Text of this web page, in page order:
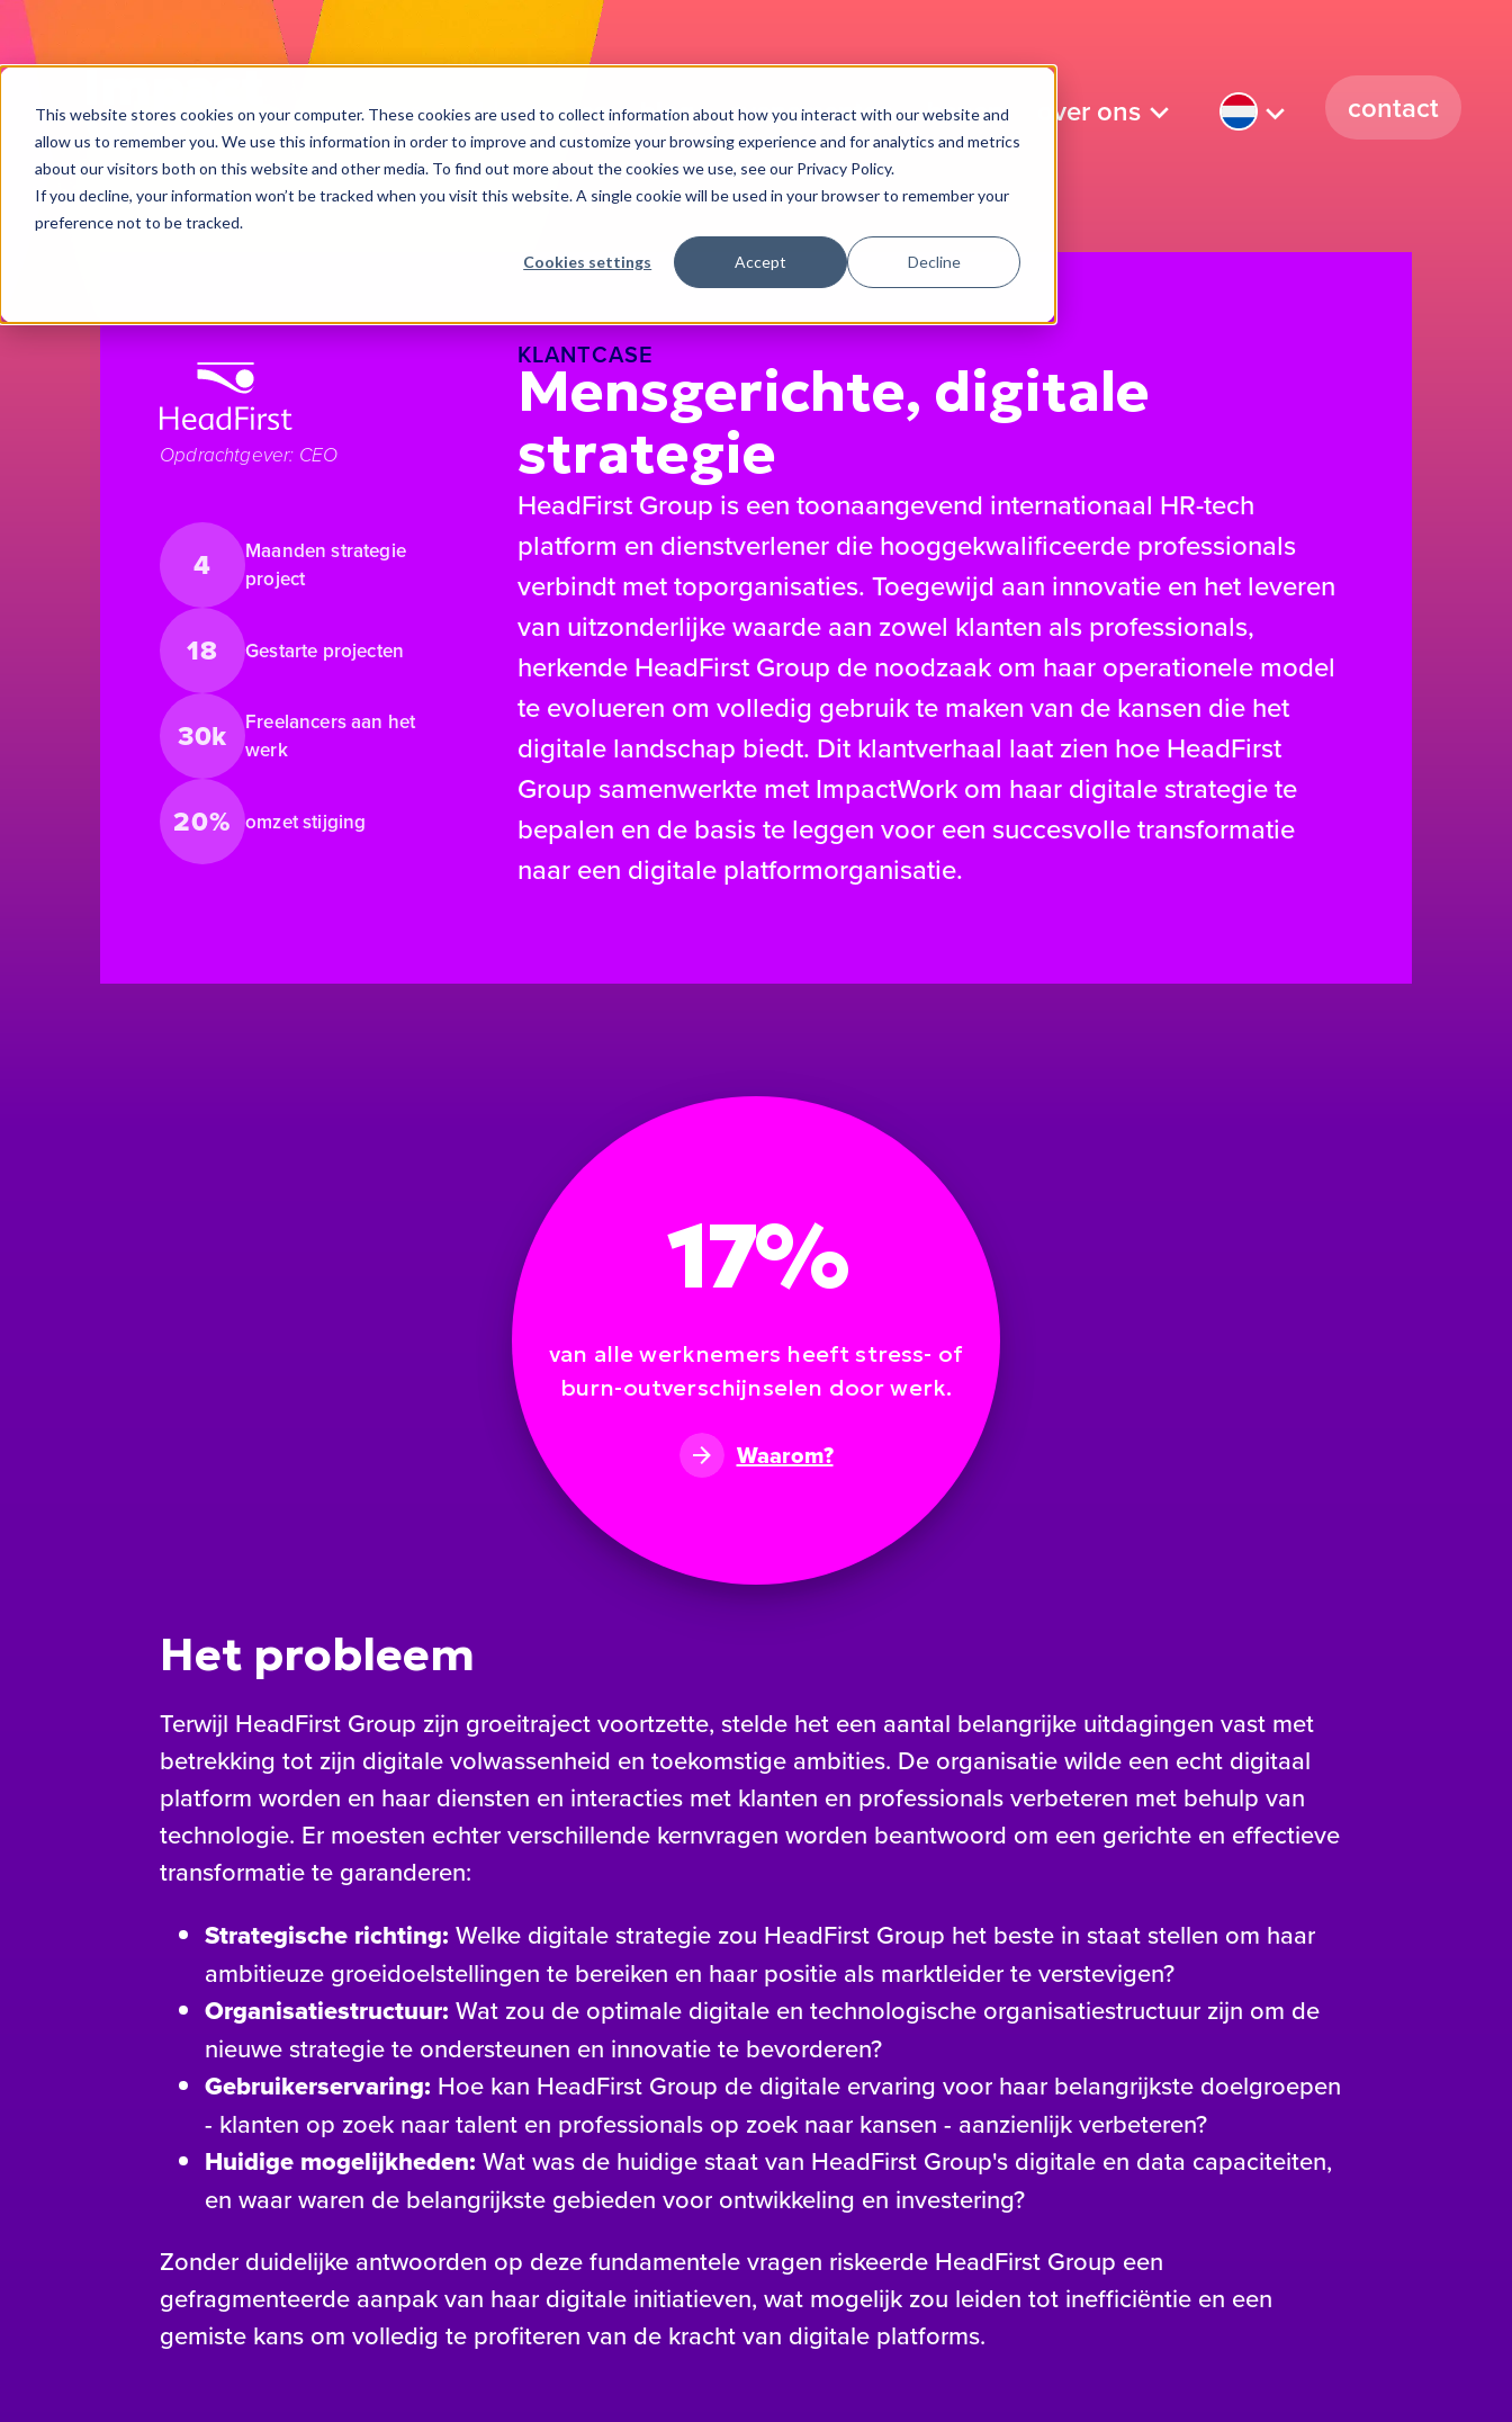
This website stores cookies on your computer. These cookies are used to collect information about how you interact with our website and
allow us to remember you. We use this information in order to improve and customize your browsing experience and for analytics and metrics
about our visitors both on this website and other media. To find out more about the cookies we use, see our Privacy Policy.
If you decline, your information won’t be tracked when you visit this website. A single cookie will be used in your browser to remember your
preference not to be tracked.
Cookies settings Accept Decline
Impact
Work services klantcases blog evenementen banen over ons contact
Opdrachtgever: CEO
4
Maanden strategie
project
18 Gestarte projecten
30k
Freelancers aan het
werk
20% omzet stijging
KLANTCASE
Mensgerichte, digitale
strategie
HeadFirst Group is een toonaangevend internationaal HR-tech
platform en dienstverlener die hooggekwalificeerde professionals
verbindt met toporganisaties. Toegewijd aan innovatie en het leveren
van uitzonderlijke waarde aan zowel klanten als professionals,
herkende HeadFirst Group de noodzaak om haar operationele model
te evolueren om volledig gebruik te maken van de kansen die het
digitale landschap biedt. Dit klantverhaal laat zien hoe HeadFirst
Group samenwerkte met ImpactWork om haar digitale strategie te
bepalen en de basis te leggen voor een succesvolle transformatie
naar een digitale platformorganisatie.
17%
van alle werknemers heeft stress- of
burn-outverschijnselen door werk.
Waarom?
Het probleem
Terwijl HeadFirst Group zijn groeitraject voortzette, stelde het een aantal belangrijke uitdagingen vast met
betrekking tot zijn digitale volwassenheid en toekomstige ambities. De organisatie wilde een echt digitaal
platform worden en haar diensten en interacties met klanten en professionals verbeteren met behulp van
technologie. Er moesten echter verschillende kernvragen worden beantwoord om een gerichte en effectieve
transformatie te garanderen:
Strategische richting: Welke digitale strategie zou HeadFirst Group het beste in staat stellen om haar
ambitieuze groeidoelstellingen te bereiken en haar positie als marktleider te verstevigen?
Organisatiestructuur: Wat zou de optimale digitale en technologische organisatiestructuur zijn om de
nieuwe strategie te ondersteunen en innovatie te bevorderen?
Gebruikerservaring: Hoe kan HeadFirst Group de digitale ervaring voor haar belangrijkste doelgroepen
- klanten op zoek naar talent en professionals op zoek naar kansen - aanzienlijk verbeteren?
Huidige mogelijkheden: Wat was de huidige staat van HeadFirst Group's digitale en data capaciteiten,
en waar waren de belangrijkste gebieden voor ontwikkeling en investering?
Zonder duidelijke antwoorden op deze fundamentele vragen riskeerde HeadFirst Group een
gefragmenteerde aanpak van haar digitale initiatieven, wat mogelijk zou leiden tot inefficiëntie en een
gemiste kans om volledig te profiteren van de kracht van digitale platforms.